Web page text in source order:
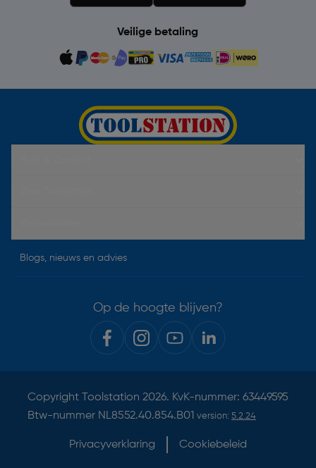
Veilige betaling
Blogs, nieuws en advies
Op de hoogte blijven?
Copyright Toolstation 2026. KvK-nummer: 63449595
Btw-nummer NL8552.40.854.B01 version: 5.2.24
Privacyverklaring Cookiebeleid